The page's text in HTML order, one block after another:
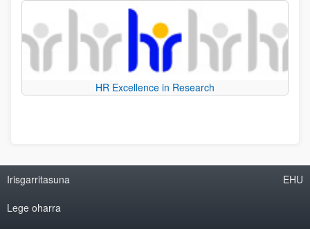
HR Excellence in Research
Irisgarritasuna
Lege oharra
EHU